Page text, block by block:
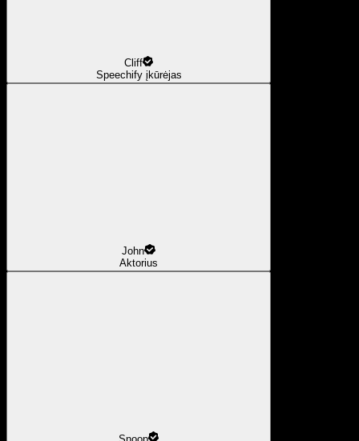
Cliff
Speechify įkūrėjas
John
Aktorius